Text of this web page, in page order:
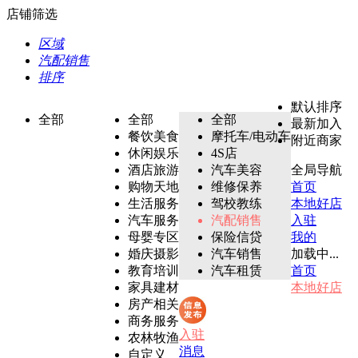
店铺筛选
区域
汽配销售
排序
全部
全部
餐饮美食
休闲娱乐
酒店旅游
购物天地
生活服务
汽车服务
母婴专区
婚庆摄影
教育培训
家具建材
房产相关
商务服务
农林牧渔
自定义
全部
摩托车/电动车
4S店
汽车美容
维修保养
驾校教练
汽配销售
保险信贷
汽车销售
汽车租赁
默认排序
最新加入
附近商家
全局导航
首页
本地好店
入驻
我的
加载中...
首页
本地好店
入驻
消息